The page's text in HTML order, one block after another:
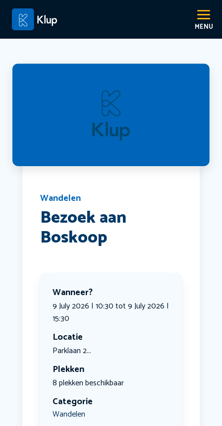
Wandelen
Bezoek aan
Boskoop
Wanneer?
9 July 2026 | 10:30 tot 9 July 2026 |
15:30
Locatie
Parklaan 2...
Plekken
8 plekken beschikbaar
Categorie
Wandelen